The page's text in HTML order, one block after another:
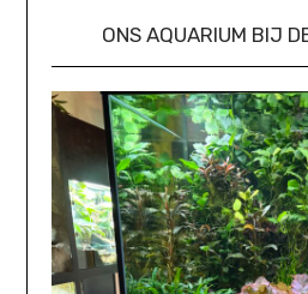
ONS AQUARIUM BIJ